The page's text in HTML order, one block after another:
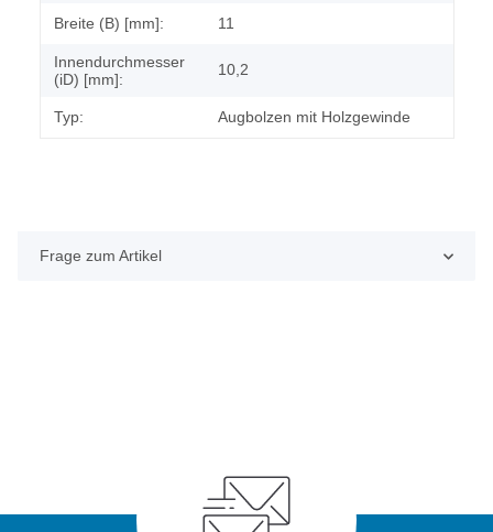
Breite (B) [mm]: 11
Innendurchmesser
(iD) [mm]:
10,2
Typ: Augbolzen mit Holzgewinde
Frage zum Artikel